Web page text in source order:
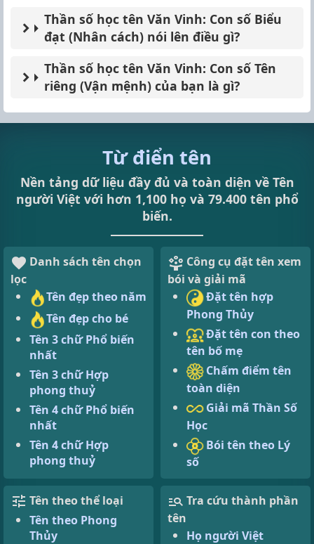
Thần số học tên Văn Vinh: Con số Biểu
đạt (Nhân cách) nói lên điều gì?
Thần số học tên Văn Vinh: Con số Tên
riêng (Vận mệnh) của bạn là gì?
Từ điển tên
Nền tảng dữ liệu đầy đủ và toàn diện về Tên
người Việt với hơn 1,100 họ và 79.400 tên phổ
biến.
Danh sách tên chọn
lọc
Tên đẹp theo năm
Tên đẹp cho bé
Tên 3 chữ Phổ biến
nhất
Tên 3 chữ Hợp
phong thuỷ
Tên 4 chữ Phổ biến
nhất
Tên 4 chữ Hợp
phong thuỷ
Công cụ đặt tên xem
bói và giải mã
Đặt tên hợp
Phong Thủy
Đặt tên con theo
tên bố mẹ
Chấm điểm tên
toàn diện
Giải mã Thần Số
Học
Bói tên theo Lý
số
Tên theo thể loại
Tên theo Phong
Thủy
Tra cứu thành phần
tên
Họ người Việt